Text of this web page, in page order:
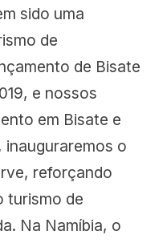
sido uma
de
de Bisate
e nossos
em Bisate e
inauguraremos o
reforçando
turismo de
Na Namíbia, o